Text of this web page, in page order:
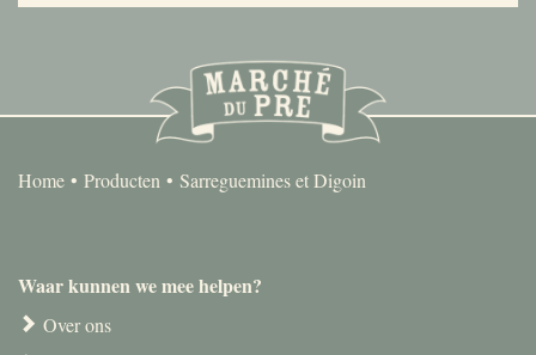
Home Producten Sarreguemines et Digoin
Waar kunnen we mee helpen?
Over ons